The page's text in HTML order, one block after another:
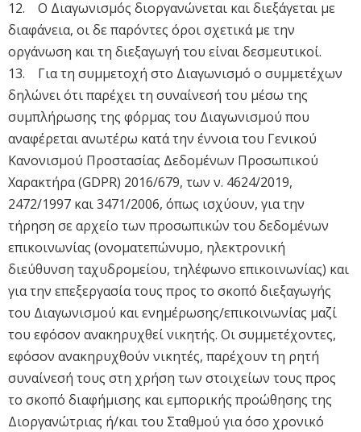
12. Ο Διαγωνισμός διοργανώνεται και διεξάγεται με
διαφάνεια, οι δε παρόντες όροι σχετικά με την
οργάνωση και τη διεξαγωγή του είναι δεσμευτικοί.
13. Για τη συμμετοχή στο Διαγωνισμό ο συμμετέχων
δηλώνει ότι παρέχει τη συναίνεσή του μέσω της
συμπλήρωσης της φόρμας του Διαγωνισμού που
αναφέρεται ανωτέρω κατά την έννοια του Γενικού
Κανονισμού Προστασίας Δεδομένων Προσωπικού
Χαρακτήρα (GDPR) 2016/679, των ν. 4624/2019,
2472/1997 και 3471/2006, όπως ισχύουν, για την
τήρηση σε αρχείο των προσωπικών του δεδομένων
επικοινωνίας (ονοματεπώνυμο, ηλεκτρονική
διεύθυνση ταχυδρομείου, τηλέφωνο επικοινωνίας) και
για την επεξεργασία τους προς το σκοπό διεξαγωγής
του Διαγωνισμού και ενημέρωσης/επικοινωνίας μαζί
του εφόσον ανακηρυχθεί νικητής. Οι συμμετέχοντες,
εφόσον ανακηρυχθούν νικητές, παρέχουν τη ρητή
συναίνεσή τους στη χρήση των στοιχείων τους προς
το σκοπό διαφήμισης και εμπορικής προώθησης της
Διοργανώτριας ή/και του Σταθμού για όσο χρονικό